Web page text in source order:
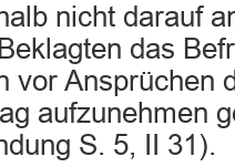
nicht darauf
das
vor Ansprüchen
aufzunehmen
S. 5, II 31).